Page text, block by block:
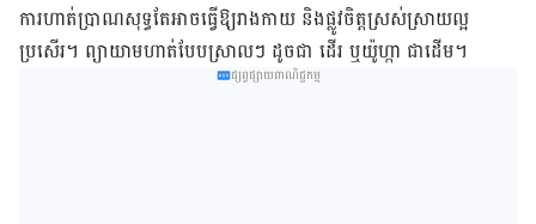
ការ​ហាត់​ប្រាណសុទ្ធ​តែ​​អាច​ធ្វើ​ឱ្យរាងកាយ ​និង​ផ្លូវចិត្ត​ស្រស់ស្រាយ​ល្អ​
ប្រសើរ។ ព្យាយាម​ហាត់បែប​ស្រាលៗ​ ដូចជា​ ដើរ​ ឬយ៉ូហ្កា ជា​ដើម។
ផ្សព្វផ្សាយពាណិជ្ជកម្ម